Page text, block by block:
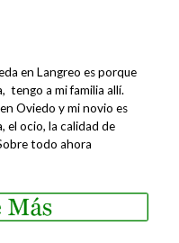
en Langreo es porque
tengo a mi familia allí.
Oviedo y mi novio es
el ocio, la calidad de
todo ahora